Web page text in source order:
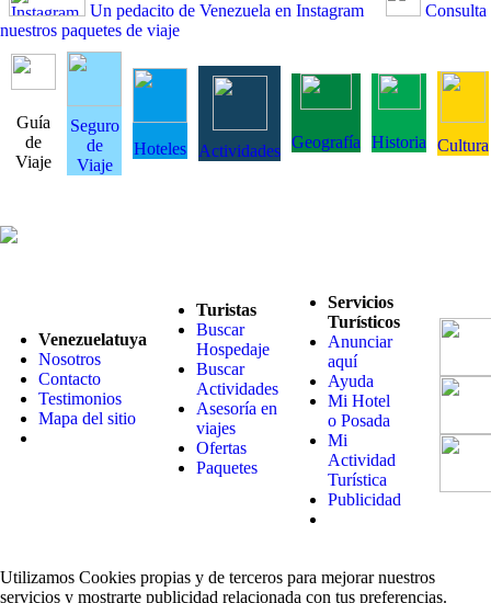
Un pedacito de Venezuela en Instagram
Consulta
nuestros paquetes de viaje
Guía
de
Viaje
Seguro
de
Viaje
Hoteles Actividades Geografía Historia Cultura
Venezuelatuya
Nosotros
Contacto
Testimonios
Mapa del sitio
Turistas
Buscar
Hospedaje
Buscar
Actividades
Asesoría en
viajes
Ofertas
Paquetes
Servicios
Turísticos
Anunciar
aquí
Ayuda
Mi Hotel
o Posada
Mi
Actividad
Turística
Publicidad
Utilizamos Cookies propias y de terceros para mejorar nuestros
servicios y mostrarte publicidad relacionada con tus preferencias.